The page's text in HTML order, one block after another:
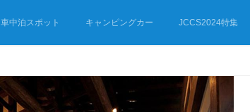
車中泊スポット キャンピングカー JCCS2024特集